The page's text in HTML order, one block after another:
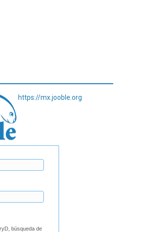
https://mx.jooble.org
búsqueda de